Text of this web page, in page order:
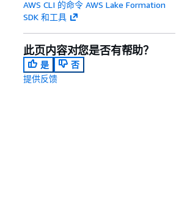
AWS CLI 的命令 AWS Lake Formation
SDK 和工具
此页内容对您是否有帮助？
是
否
提供反馈